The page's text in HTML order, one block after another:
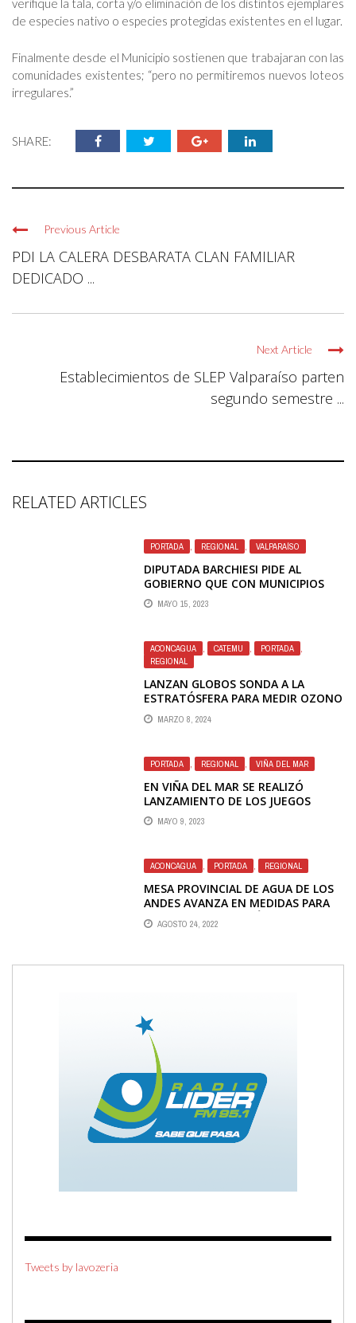
verifique la tala, corta y/o eliminación de los distintos ejemplares
de especies nativo o especies protegidas existentes en el lugar.
Finalmente desde el Municipio sostienen que trabajaran con las
comunidades existentes; “pero no permitiremos nuevos loteos
irregulares.”
SHARE:
Previous Article
PDI LA CALERA DESBARATA CLAN FAMILIAR
DEDICADO ...
Next Article
Establecimientos de SLEP Valparaíso parten
segundo semestre ...
RELATED ARTICLES
PORTADA , REGIONAL , VALPARAÍSO
DIPUTADA BARCHIESI PIDE AL
GOBIERNO QUE CON MUNICIPIOS
BUSQUEN SOLUCIONES A CRISIS POR
RENOVACIÓN DE LICENCIAS DE
MAYO 15, 2023
ACONCAGUA , CATEMU , PORTADA
,
REGIONAL
LANZAN GLOBOS SONDA A LA
ESTRATÓSFERA PARA MEDIR OZONO
Y ZONAS CONTAMINADAS DE
PORTILLO
MARZO 8, 2024
PORTADA REGIONAL VIÑA DEL MAR
EN VIÑA DEL MAR SE REALIZÓ
LANZAMIENTO DE LOS JUEGOS
BINACIONALES 2023
MAYO 9, 2023
ACONCAGUA , PORTADA , REGIONAL
MESA PROVINCIAL DE AGUA DE LOS
ANDES AVANZA EN MEDIDAS PARA
ENFRENTAR CRISIS HÍDRICA
AGOSTO 24, 2022
Tweets by lavozeria